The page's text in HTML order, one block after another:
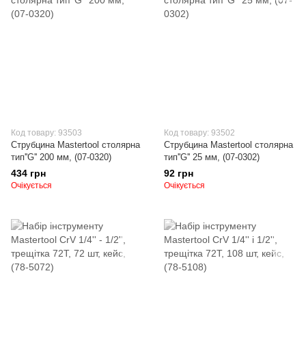
Код товару: 93503
Струбцина Mastertool столярна
тип''G'' 200 мм, (07-0320)
434 грн
Очікується
Код товару: 93502
Струбцина Mastertool столярна
тип''G'' 25 мм, (07-0302)
92 грн
Очікується